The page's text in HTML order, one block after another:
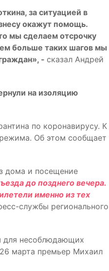
за ситуацией в
окажут помощь.
мы сделаем отсрочку
больше таких шагов мы
- сказал Андрей
на изоляцию
по коронавирусу. К
Об этом сообщает
дома и посещение
до позднего вечера.
именно из тех
службы регионального
для несоблюдающих
марта премьер Михаил